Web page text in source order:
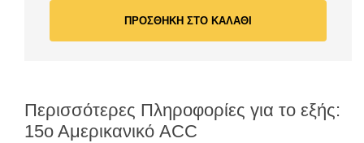
ΠΡΟΣΘΗΚΗ ΣΤΟ ΚΑΛΑΘΙ
Περισσότερες Πληροφορίες για το εξής:
15ο Αμερικανικό ACC